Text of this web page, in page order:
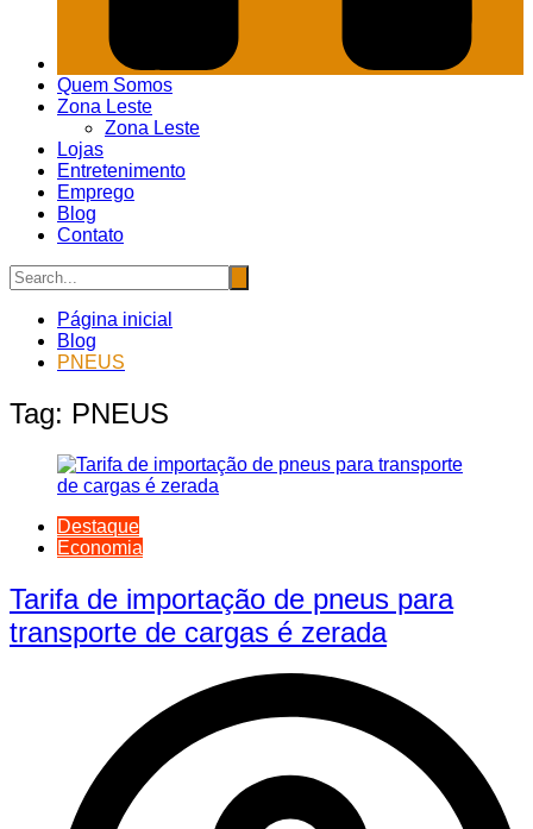
Quem Somos
Zona Leste
Zona Leste
Lojas
Entretenimento
Emprego
Blog
Contato
Página inicial
Blog
PNEUS
Tag: PNEUS
Destaque
Economia
Tarifa de importação de pneus para
transporte de cargas é zerada